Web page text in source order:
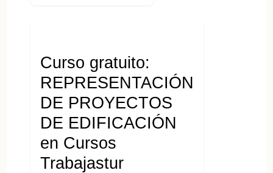
Curso gratuito:
REPRESENTACIÓN
DE PROYECTOS
DE EDIFICACIÓN
en Cursos
Trabajastur